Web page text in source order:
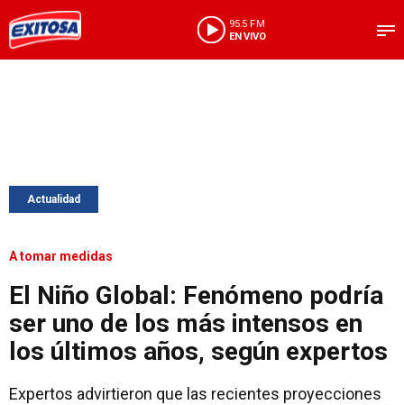
95.5 FM
EN VIVO
Actualidad
A tomar medidas
El Niño Global: Fenómeno podría
ser uno de los más intensos en
los últimos años, según expertos
Expertos advirtieron que las recientes proyecciones